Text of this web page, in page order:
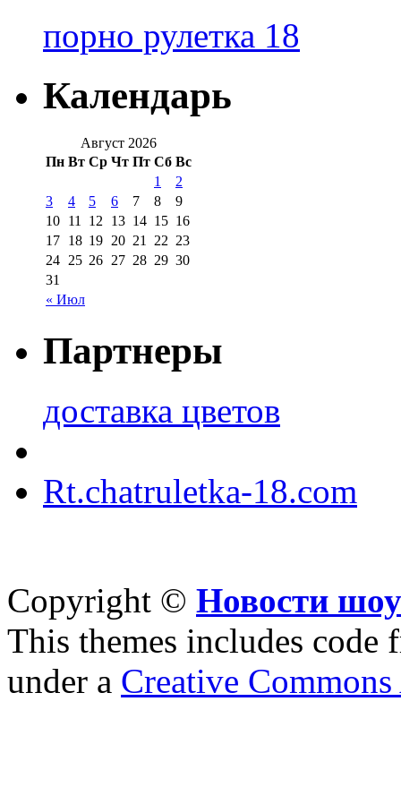
порно рулетка 18
Календарь
Август 2026
Пн Вт Ср Чт Пт Сб Вс
« Июл
1
2
3
4 5 6 7 8
9
10 11 12 13 14 15 16
17 18 19 20 21 22 23
24 25 26 27 28 29 30
31
Партнеры
доставка цветов
Rt.chatruletka-18.com
Copyright © Новости
This themes includes code
under a Creative